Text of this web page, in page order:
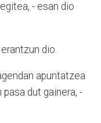
- esan dio
dio.
apuntatzea
dut gainera, -